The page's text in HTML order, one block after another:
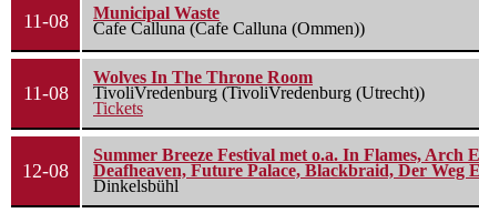
11-08
Municipal Waste
Cafe Calluna (Cafe Calluna (Ommen))
11-08
Wolves In The Throne Room
TivoliVredenburg (TivoliVredenburg (Utrecht))
Tickets
12-08
Summer Breeze Festival met o.a. In Flames, Arch
Deafheaven, Future Palace, Blackbraid, Der
Dinkelsbühl